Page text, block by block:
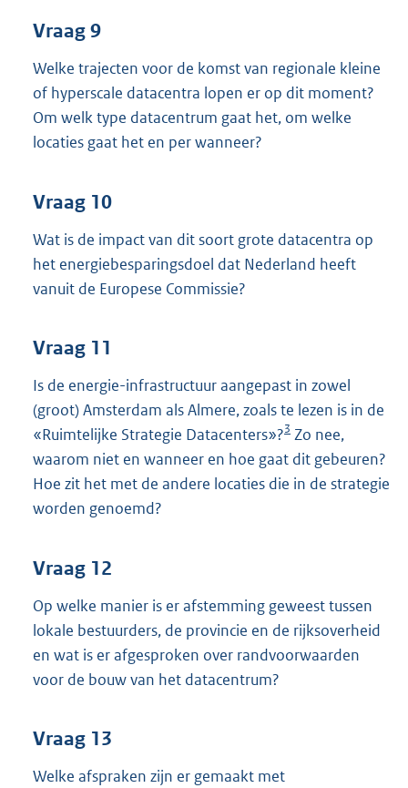
Vraag 9
Welke trajecten voor de komst van regionale kleine
of hyperscale datacentra lopen er op dit moment?
Om welk type datacentrum gaat het, om welke
locaties gaat het en per wanneer?
Vraag 10
Wat is de impact van dit soort grote datacentra op
het energiebesparingsdoel dat Nederland heeft
vanuit de Europese Commissie?
Vraag 11
Is de energie-infrastructuur aangepast in zowel
(groot) Amsterdam als Almere, zoals te lezen is in de
«Ruimtelijke Strategie Datacenters»?3 Zo nee,
waarom niet en wanneer en hoe gaat dit gebeuren?
Hoe zit het met de andere locaties die in de strategie
worden genoemd?
Vraag 12
Op welke manier is er afstemming geweest tussen
lokale bestuurders, de provincie en de rijksoverheid
en wat is er afgesproken over randvoorwaarden
voor de bouw van het datacentrum?
Vraag 13
Welke afspraken zijn er gemaakt met